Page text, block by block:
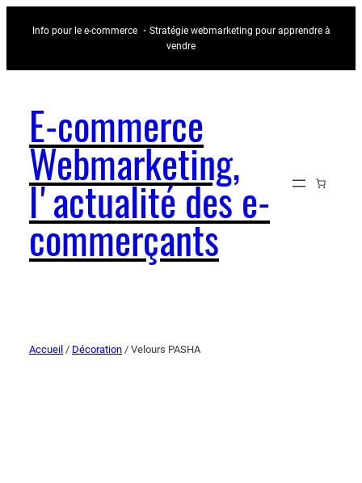
Info pour le e-commerce ・Stratégie webmarketing pour apprendre à
vendre
E-commerce
Webmarketing,
l'actualité des e-
commerçants
Accueil / Décoration / Velours PASHA